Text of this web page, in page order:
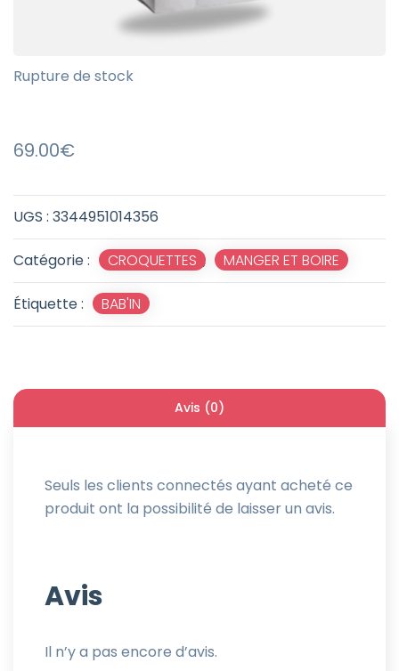
UGS : 3344951014356
Catégorie : CROQUETTES , MANGER ET BOIRE
Étiquette : BAB'IN
69.00€
Rupture de stock
Avis (0)
Avis
Il n’y a pas encore d’avis.
Seuls les clients connectés ayant acheté ce
produit ont la possibilité de laisser un avis.